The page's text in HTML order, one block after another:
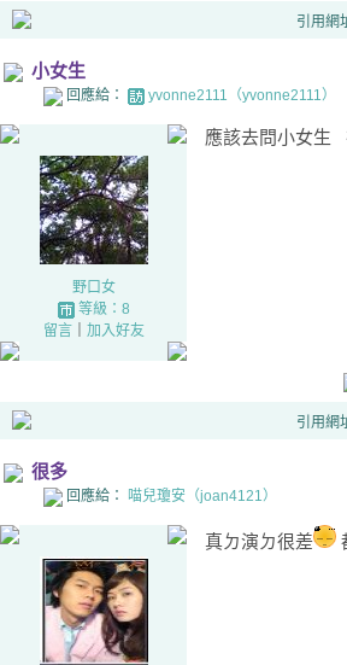
引用網
小女生
回應給： yvonne2111（yvonne2111）
野口女
等級：8
留言｜ 加入好友
應該去問小女生
引用網
很多
回應給： 喵兒瓊安（joan4121）
真ㄉ演ㄉ很差